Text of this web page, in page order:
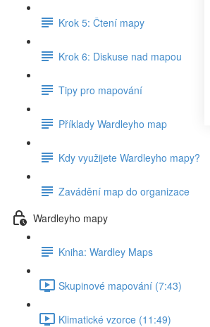
Krok 5: Čtení mapy
Krok 6: Diskuse nad mapou
Tipy pro mapování
Příklady Wardleyho map
Kdy využijete Wardleyho mapy?
Zavádění map do organizace
Wardleyho mapy
Kniha: Wardley Maps
Skupinové mapování (7:43)
Klimatické vzorce (11:49)